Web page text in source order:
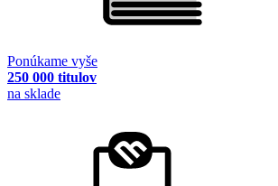
Ponúkame vyše
250 000 titulov
na sklade